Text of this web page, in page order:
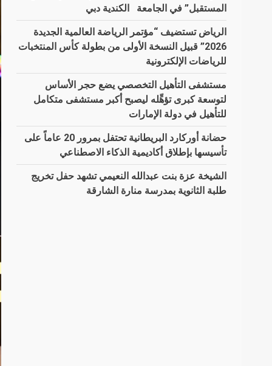
المستقبل” في الجامعة الكندية دبي
الرياض تستضيف “مؤتمر الرياضة العالمية الجديدة
2026” قبيل النسخة الأولى من بطولة كأس المنتخبات
للرياضات الإلكترونية
مستشفى التأهيل التخصصي يضع حجر الأساس
لتوسعة كبرى تؤهِّله ليصبح أكبر مستشفى متكامل
للتأهيل في دولة الإمارات
حضانة أوركارد البريطانية تحتفل بمرور 20 عاماً على
تأسيسها بإطلاق أكاديمية الذكاء الاصطناعي
الشيخة عزة بنت عبدالله النعيمي تشهد حفل تخريج
طلبة الثانوية بمدرسة منارة الشارقة